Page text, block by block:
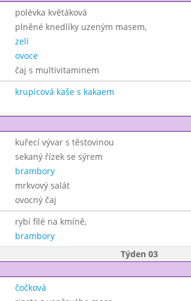
polévka květáková
plněné knedlíky uzeným masem,
zelí
ovoce
čaj s multivitaminem
krupicová kaše s kakaem
kuřecí vývar s těstovinou
sekaný řízek se sýrem
brambory
mrkvový salát
ovocný čaj
rybí filé na kmíně,
brambory
Týden 03
čočková